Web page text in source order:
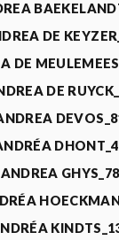
DE
DE
DE
ANDREA